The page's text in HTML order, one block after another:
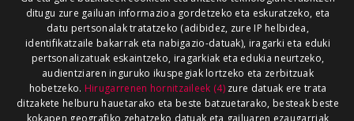
ditugu zure gailuan informazioa gordetzeko eta eskuratzeko, eta
datu pertsonalak tratatzeko (adibidez, zure IP helbidea,
identifikatzaile bakarrak eta nabigazio-datuak), iragarki eta eduki
pertsonalizatuak eskaintzeko, iragarkiak eta edukia neurtzeko,
audientziaren inguruko ikuspegiak lortzeko eta zerbitzuak
hobetzeko. Hirugarrenen hornitzaileek (4)zure datuak ere trata
ditzakete helburu hauetarako eta beste batzuetarako, besteak beste
kokapen geografiko zehatzeko datuak eta gailuaren ezaugarriak